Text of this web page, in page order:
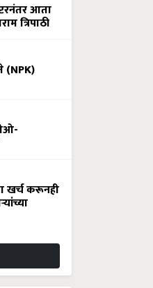
आता
त्रिपाठी
(NPK)
खर्च करूनही